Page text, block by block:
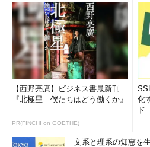
【西野亮廣】ビジネス書最新刊
『北極星 僕たちはどう働くか』
PR(FINCHI on GOETHE)
化
ド
文系と理系の知恵を